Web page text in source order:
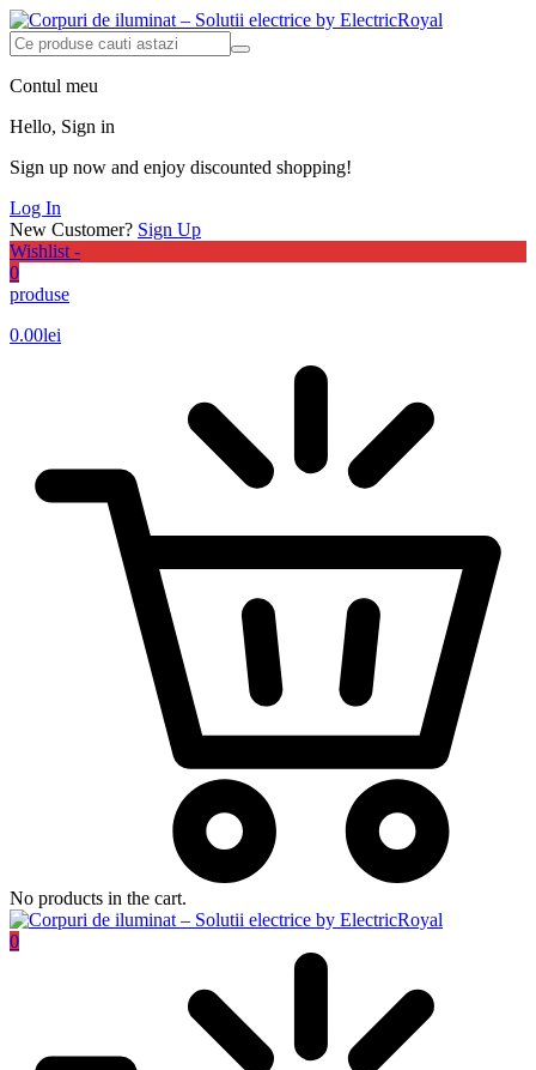
Contul meu
Hello, Sign in
Sign up now and enjoy discounted shopping!
Log In
New Customer? Sign Up
Wishlist -
0
produse
0.00lei
No products in the cart.
0